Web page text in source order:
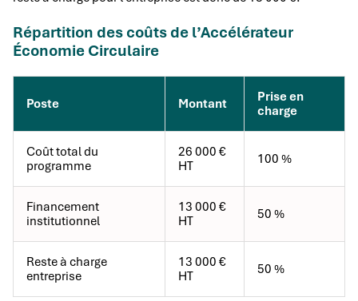
Répartition des coûts de l’Accélérateur
Économie Circulaire
Poste Montant
Prise en
charge
Coût total du
programme
26 000 €
HT
100 %
Financement
institutionnel
13 000 €
HT
50 %
Reste à charge
entreprise
13 000 €
HT
50 %